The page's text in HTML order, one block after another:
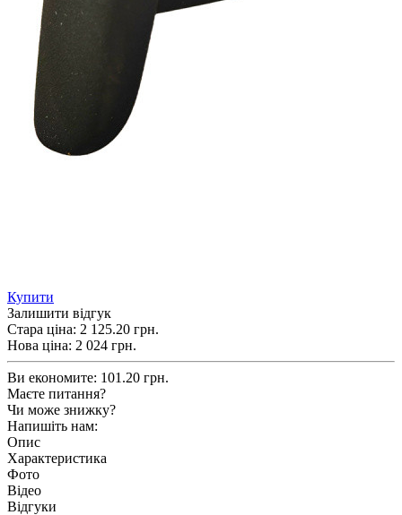
Купити
Залишити відгук
Стара ціна: 2 125.20 грн.
Нова ціна: 2 024 грн.
Ви економите: 101.20 грн.
Маєте питання?
Чи може знижку?
Напишіть нам:
Опис
Характеристика
Фото
Відео
Відгуки